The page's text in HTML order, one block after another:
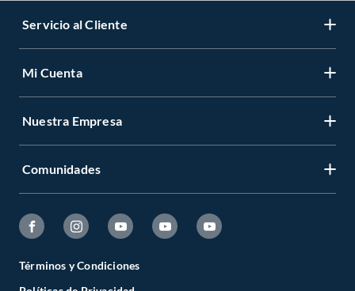
Servicio al Cliente
Mi Cuenta
Nuestra Empresa
Comunidades
Términos y Condiciones